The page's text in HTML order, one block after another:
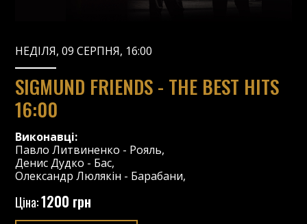
НЕДІЛЯ, 09 СЕРПНЯ, 16:00
SIGMUND FRIENDS - THE BEST HITS
16:00
Виконавці:
Павло Литвиненко - Рояль,
Денис Дудко - Бас,
Олександр Люлякін - Барабани,
Ціна:1200 грн